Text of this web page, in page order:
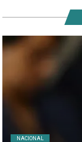
NACIONAL